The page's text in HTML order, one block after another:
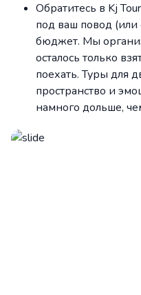
Обратитесь в Kj
под ваш повод (или
бюджет. Мы
осталось только
поехать. Туры для
пространство и
намного дольше,